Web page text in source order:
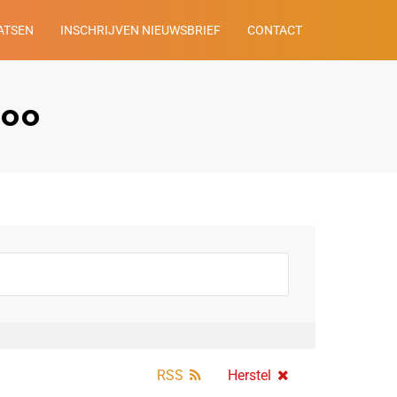
INSCHRIJVEN NIEUWSBRIEF CONTACT
Herstel
RSS